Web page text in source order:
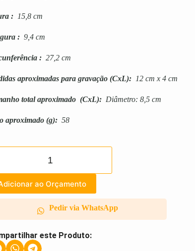
: 15,8 cm
: 9,4 cm
: 27,2 cm
aproximadas para gravação (CxL): 12 cm x 4 cm
total aproximado (CxL): Diâmetro: 8,5 cm
aproximado (g): 58
ao Orçamento
Pedir via WhatsApp
este Produto: